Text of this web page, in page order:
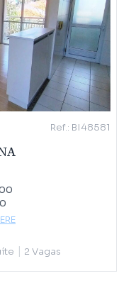
Ref.: BI48581
2 Vagas